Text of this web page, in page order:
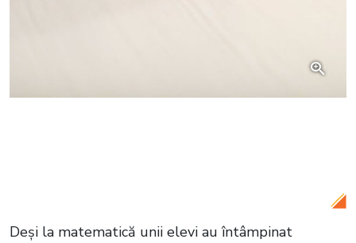
Deși la matematică unii elevi au întâmpinat